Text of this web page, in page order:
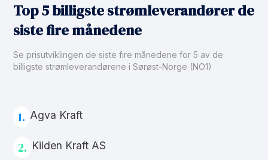
Top 5 billigste strømleverandører de
siste fire månedene
Se prisutviklingen de siste fire månedene for 5 av de
billigste strømleverandørene i Sørøst-Norge (NO1)
1. Agva Kraft
2. Kilden Kraft AS